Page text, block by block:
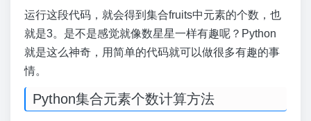
运行这段代码，就会得到集合fruits中元素的个数，也
就是3。是不是感觉就像数星星一样有趣呢？Python
就是这么神奇，用简单的代码就可以做很多有趣的事
情。
Python集合元素个数计算方法